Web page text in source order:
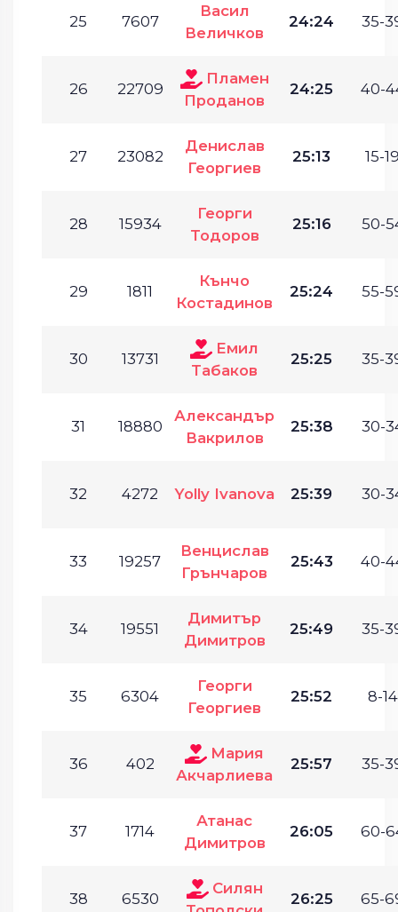
25 7607
Васил
Величков
24:24 35-
26 22709
Пламен
Проданов
24:25 40-
27 23082
Денислав
Георгиев
25:13 15-
28 15934
Георги
Тодоров
25:16 50-
29 1811
Кънчо
Костадинов
25:24 55-
30 13731
Емил
Табаков
25:25 35-
31 18880
Александър
Вакрилов
25:38 30-
32 4272 Yolly Ivanova 25:39 30-
33 19257
Венцислав
Грънчаров
25:43 40-
34 19551
Димитър
Димитров
25:49 35-
35 6304
Георги
Георгиев
25:52 8-
36 402
Мария
Акчарлиева
25:57 35-
37 1714
Атанас
Димитров
26:05 60-
38 6530
Силян
26:25 65-